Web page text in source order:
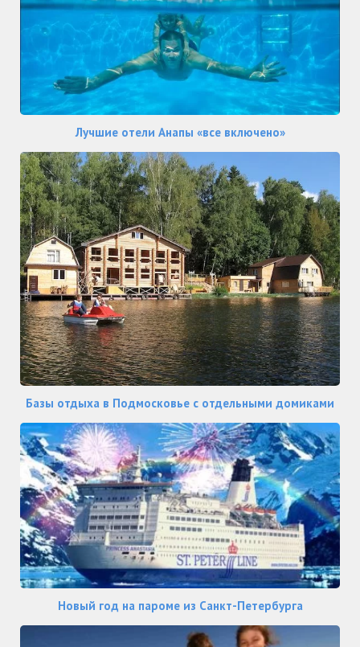
Лучшие отели Анапы «все включено»
Базы отдыха в Подмосковье с отдельными домиками
Новый год на пароме из Санкт-Петербурга